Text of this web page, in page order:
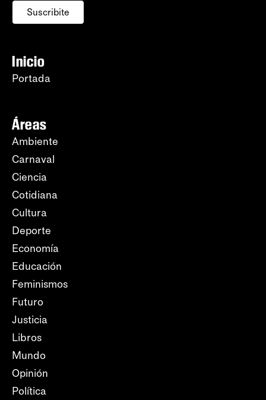
Suscribite
Inicio
Portada
Áreas
Ambiente
Carnaval
Ciencia
Cotidiana
Cultura
Deporte
Economía
Educación
Feminismos
Futuro
Justicia
Libros
Mundo
Opinión
Política